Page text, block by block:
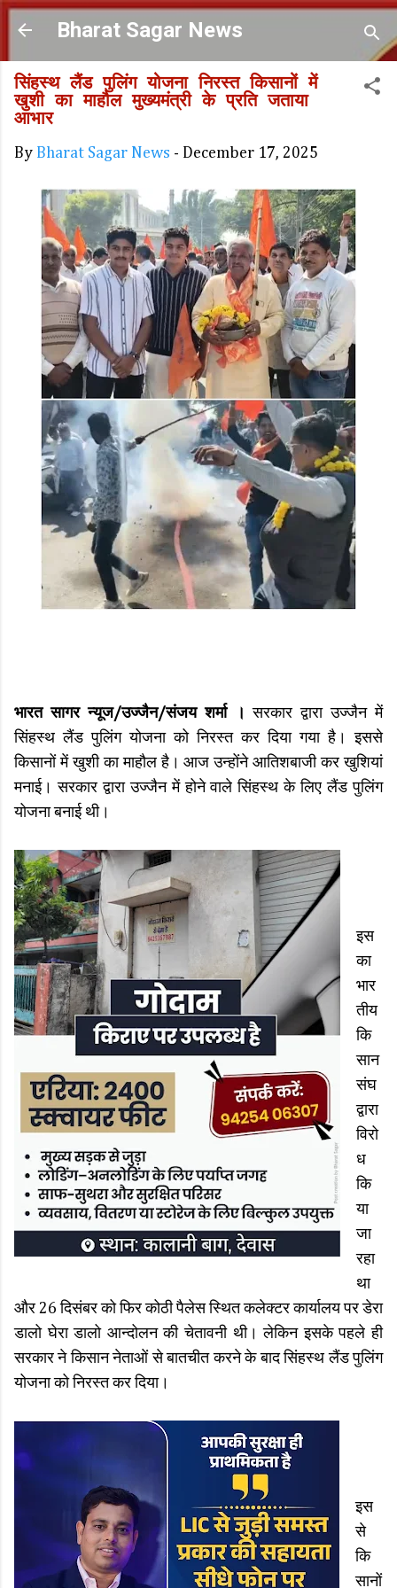
Skip to main content
Bharat Sagar News
सिंहस्थ लैंड पुलिंग योजना निरस्त किसानों में
खुशी का माहौल मुख्यमंत्री के प्रति जताया
आभार
By Bharat Sagar News - December 17, 2025
भारत सागर न्यूज/उज्जैन/संजय शर्मा । सरकार द्वारा उज्जैन में
सिंहस्थ लैंड पुलिंग योजना को निरस्त कर दिया गया है। इससे
किसानों में खुशी का माहौल है। आज उन्होंने आतिशबाजी कर खुशियां
मनाई। सरकार द्वारा उज्जैन में होने वाले सिंहस्थ के लिए लैंड पुलिंग
योजना बनाई थी।
इस
का
भार
तीय
कि
सान
संघ
द्वारा
विरो
ध
कि
या
जा
रहा
था
और 26 दिसंबर को फिर कोठी पैलेस स्थित कलेक्टर कार्यालय पर डेरा
डालो घेरा डालो आन्दोलन की चेतावनी थी। लेकिन इसके पहले ही
सरकार ने किसान नेताओं से बातचीत करने के बाद सिंहस्थ लैंड पुलिंग
योजना को निरस्त कर दिया।
इस
से
कि
सानों